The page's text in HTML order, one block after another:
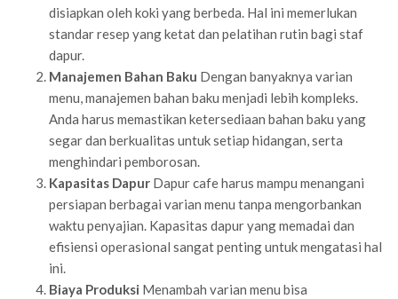
disiapkan oleh koki yang berbeda. Hal ini memerlukan
standar resep yang ketat dan pelatihan rutin bagi staf
dapur.
Manajemen Bahan Baku Dengan banyaknya varian
menu, manajemen bahan baku menjadi lebih kompleks.
Anda harus memastikan ketersediaan bahan baku yang
segar dan berkualitas untuk setiap hidangan, serta
menghindari pemborosan.
Kapasitas Dapur Dapur cafe harus mampu menangani
persiapan berbagai varian menu tanpa mengorbankan
waktu penyajian. Kapasitas dapur yang memadai dan
efisiensi operasional sangat penting untuk mengatasi hal
ini.
Biaya Produksi Menambah varian menu bisa